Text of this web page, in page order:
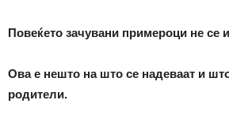
Повеќето зачувани примероци не се
Ова е нешто на што се надеваат и
родители.